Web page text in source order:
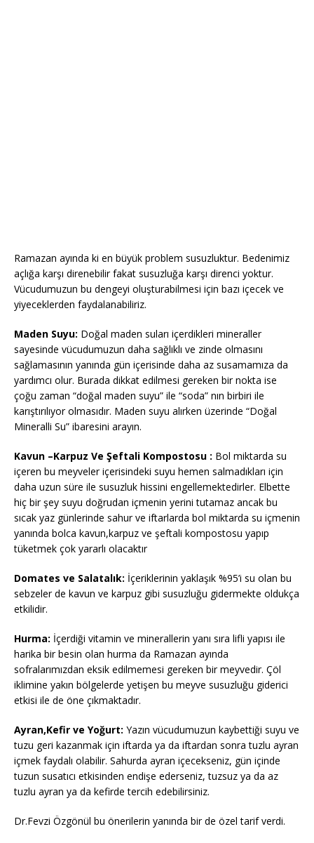
Ramazan ayında ki en büyük problem susuzluktur. Bedenimiz
açlığa karşı direnebilir fakat susuzluğa karşı direnci yoktur.
Vücudumuzun bu dengeyi oluşturabilmesi için bazı içecek ve
yiyeceklerden faydalanabiliriz.
Maden Suyu: Doğal maden suları içerdikleri mineraller
sayesinde vücudumuzun daha sağlıklı ve zinde olmasını
sağlamasının yanında gün içerisinde daha az susamamıza da
yardımcı olur. Burada dikkat edilmesi gereken bir nokta ise
çoğu zaman “doğal maden suyu” ile “soda” nın birbiri ile
karıştırılıyor olmasıdır. Maden suyu alırken üzerinde “Doğal
Mineralli Su” ibaresini arayın.
Kavun –Karpuz Ve Şeftali Kompostosu : Bol miktarda su
içeren bu meyveler içerisindeki suyu hemen salmadıkları için
daha uzun süre ile susuzluk hissini engellemektedirler. Elbette
hiç bir şey suyu doğrudan içmenin yerini tutamaz ancak bu
sıcak yaz günlerinde sahur ve iftarlarda bol miktarda su içmenin
yanında bolca kavun,karpuz ve şeftali kompostosu yapıp
tüketmek çok yararlı olacaktır
Domates ve Salatalık: İçeriklerinin yaklaşık %95’i su olan bu
sebzeler de kavun ve karpuz gibi susuzluğu gidermekte oldukça
etkilidir.
Hurma: İçerdiği vitamin ve minerallerin yanı sıra lifli yapısı ile
harika bir besin olan hurma da Ramazan ayında
sofralarımızdan eksik edilmemesi gereken bir meyvedir. Çöl
iklimine yakın bölgelerde yetişen bu meyve susuzluğu giderici
etkisi ile de öne çıkmaktadır.
Ayran,Kefir ve Yoğurt: Yazın vücudumuzun kaybettiği suyu ve
tuzu geri kazanmak için iftarda ya da iftardan sonra tuzlu ayran
içmek faydalı olabilir. Sahurda ayran içecekseniz, gün içinde
tuzun susatıcı etkisinden endişe ederseniz, tuzsuz ya da az
tuzlu ayran ya da kefirde tercih edebilirsiniz.
Dr.Fevzi Özgönül bu önerilerin yanında bir de özel tarif verdi.